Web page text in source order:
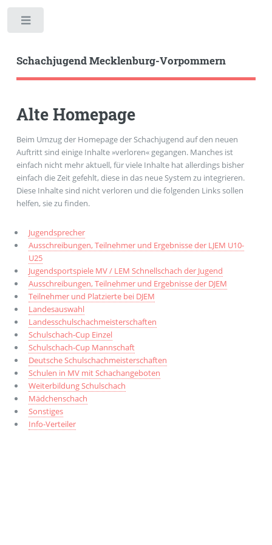
Schachjugend Mecklenburg-Vorpommern
Alte Homepage
Beim Umzug der Homepage der Schachjugend auf den neuen
Auftritt sind einige Inhalte »verloren« gegangen. Manches ist
einfach nicht mehr aktuell, für viele Inhalte hat allerdings bisher
einfach die Zeit gefehlt, diese in das neue System zu integrieren.
Diese Inhalte sind nicht verloren und die folgenden Links sollen
helfen, sie zu finden.
Jugendsprecher
Ausschreibungen, Teilnehmer und Ergebnisse der LJEM U10-
U25
Jugendsportspiele MV / LEM Schnellschach der Jugend
Ausschreibungen, Teilnehmer und Ergebnisse der DJEM
Teilnehmer und Platzierte bei DJEM
Landesauswahl
Landesschulschachmeisterschaften
Schulschach-Cup Einzel
Schulschach-Cup Mannschaft
Deutsche Schulschachmeisterschaften
Schulen in MV mit Schachangeboten
Weiterbildung Schulschach
Mädchenschach
Sonstiges
Info-Verteiler